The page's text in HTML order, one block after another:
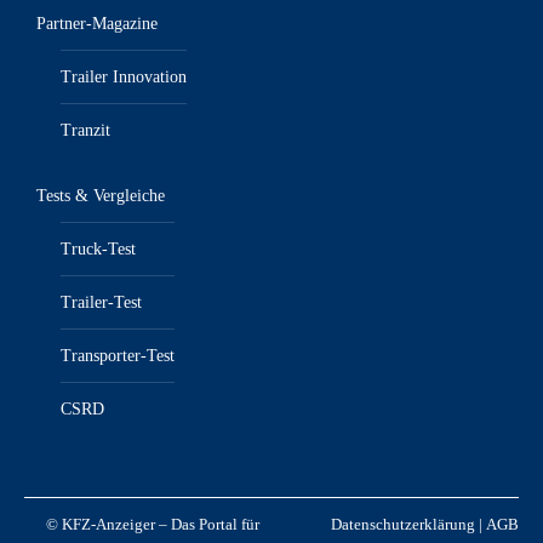
Partner-Magazine
Trailer Innovation
Tranzit
Tests & Vergleiche
Truck-Test
Trailer-Test
Transporter-Test
CSRD
© KFZ-Anzeiger – Das Portal für Datenschutzerklärung | AGB